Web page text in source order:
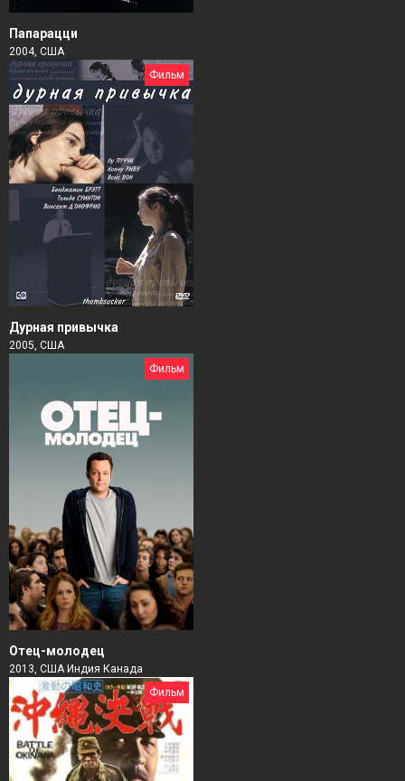
Папарацци
2004, США
Фильм
Дурная привычка
2005, США
Фильм
Отец-молодец
2013, США Индия Канада
Фильм